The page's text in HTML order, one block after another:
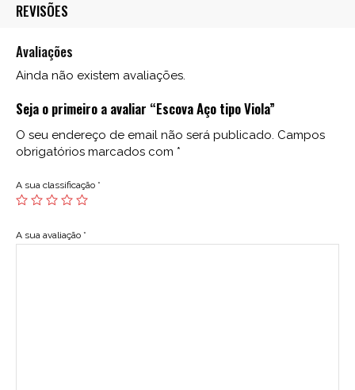
REVISÕES
Avaliações
Ainda não existem avaliações.
Seja o primeiro a avaliar “Escova Aço tipo Viola”
O seu endereço de email não será publicado. Campos
obrigatórios marcados com *
A sua classificação *
A sua avaliação *